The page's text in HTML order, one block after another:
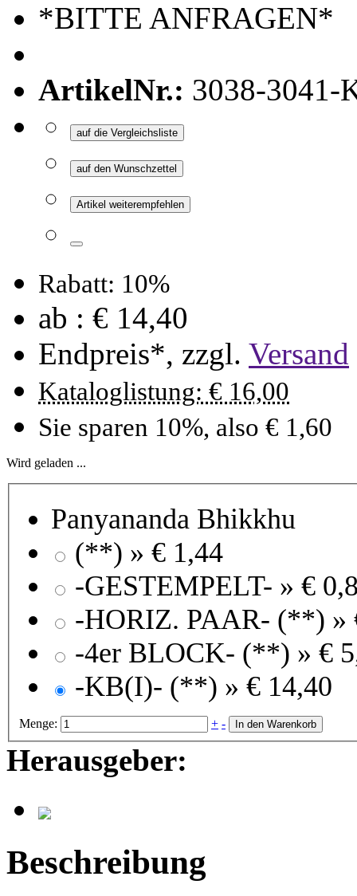
*BITTE ANFRAGEN*
ArtikelNr.: 3038-
auf die Vergleichsliste
auf den Wunschzettel
Artikel weiterempfehlen
Rabatt: 10%
ab : € 14,40
Endpreis*, zzgl. Versand
Kataloglistung: € 16,00
Sie sparen 10%, also € 1,60
Wird geladen ...
Panyananda Bhikkhu
(**) » € 1,44
-GESTEMPELT- » €
-HORIZ. PAAR- (**) »
-4er BLOCK- (**) » €
-KB(I)- (**) » € 14,40
Menge: + - In den Warenkorb
Herausgeber:
Beschreibung